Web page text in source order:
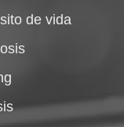
de vida